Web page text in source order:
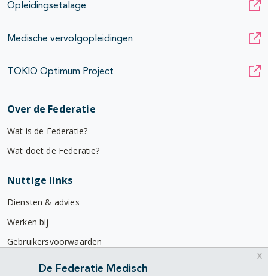
Opleidingsetalage
Medische vervolgopleidingen
TOKIO Optimum Project
Over de Federatie
Wat is de Federatie?
Wat doet de Federatie?
Nuttige links
Diensten & advies
Werken bij
Gebruikersvoorwaarden
Privacyverklaring
De Federatie Medisch
x